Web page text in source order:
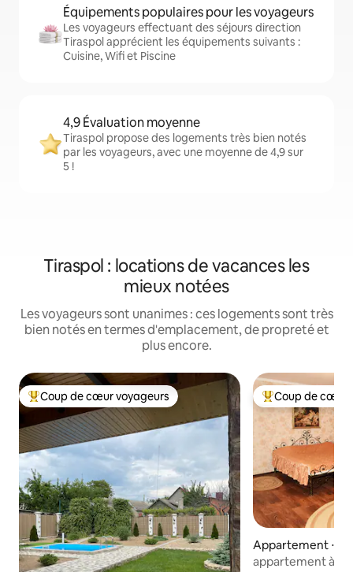
Équipements populaires pour les voyageurs
Les voyageurs effectuant des séjours direction
Tiraspol apprécient les équipements suivants :
Cuisine, Wifi et Piscine
4,9 Évaluation moyenne
Tiraspol propose des logements très bien notés
par les voyageurs, avec une moyenne de 4,9 sur
5 !
Tiraspol : locations de vacances les
mieux notées
Les voyageurs sont unanimes : ces logements sont très
bien notés en termes d'emplacement, de propreté et
plus encore.
Coups de cœur voyageurs les plus appréciés
Coup de cœur voyageurs Coups de cœur
Coup de cœur
Appartement ⋅
appartement à